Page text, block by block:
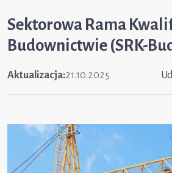
Sektorowa Rama
Budownictwie (SRK-
Aktualizacja:21.10.2025